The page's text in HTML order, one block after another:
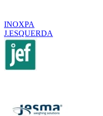
INOXPA
J.ESQUERDA